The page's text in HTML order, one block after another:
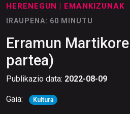
HERENEGUN | EMANKIZUNAK
IRAUPENA: 60 MINUTU
Erramun
partea)
Publikazio data: 2022-08-09
Gaia: Kultura